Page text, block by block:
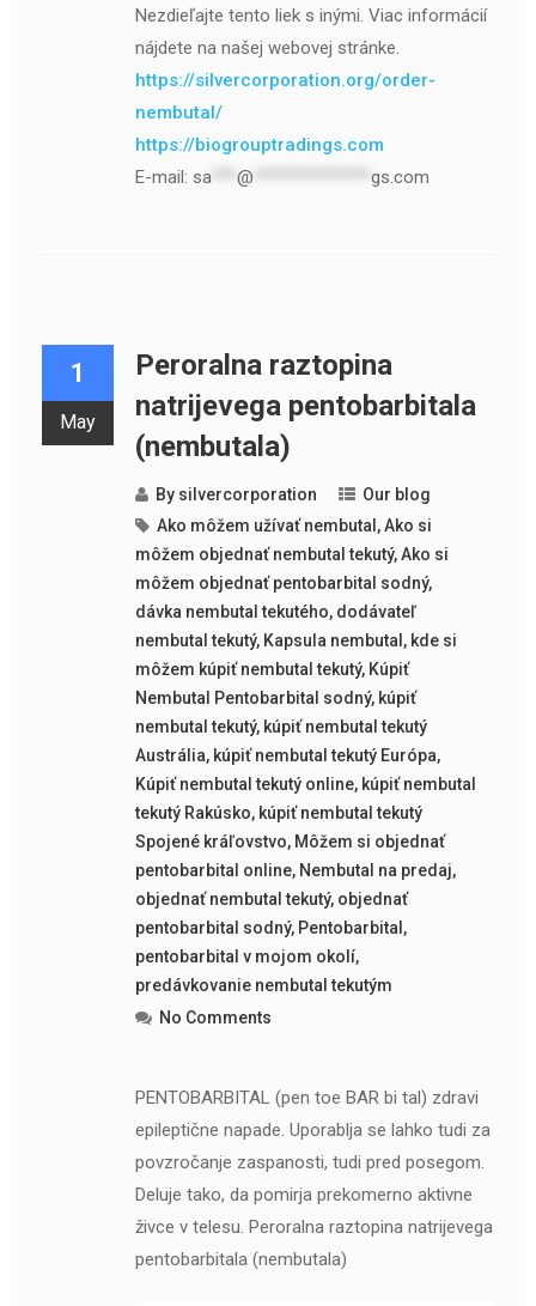
Nezdieľajte tento liek s inými. Viac informácií
nájdete na našej webovej stránke.
https://silvercorporation.org/order-
nembutal/
https://biogrouptradings.com
E-mail: sa*** @ gs.com
1
May
Peroralna raztopina
natrijevega pentobarbitala
(nembutala)
By silvercorporation
Our blog
Ako môžem užívať nembutal ,Ako si
môžem objednať nembutal tekutý,Ako si
môžem objednať pentobarbital sodný,
dávka nembutal tekutého, dodávateľ
nembutal tekutý, Kapsula nembutal , kde si
môžem kúpiť nembutal tekutý, Kúpiť
Nembutal Pentobarbital sodný, kúpiť
nembutal tekutý, kúpiť nembutal tekutý
Austrália, kúpiť nembutal tekutý Európa,
Kúpiť nembutal tekutý online, kúpiť nembutal
tekutý Rakúsko, kúpiť nembutal tekutý
Spojené kráľovstvo, Môžem si objednať
pentobarbital online, Nembutal na predaj,
objednať nembutal tekutý, objednať
pentobarbital sodný, Pentobarbital ,
pentobarbital v mojom okolí,
predávkovanie nembutal tekutým
No Comments
PENTOBARBITAL (pen toe BAR bi tal) zdravi
epileptične napade. Uporablja se lahko tudi za
povzročanje zaspanosti, tudi pred posegom.
Deluje tako, da pomirja prekomerno aktivne
živce v telesu. Peroralna raztopina natrijevega
pentobarbitala (nembutala)